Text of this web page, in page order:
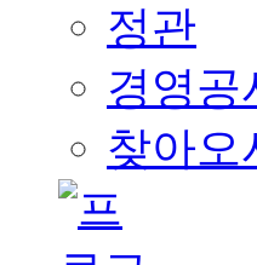
정관
경영공
찾아오